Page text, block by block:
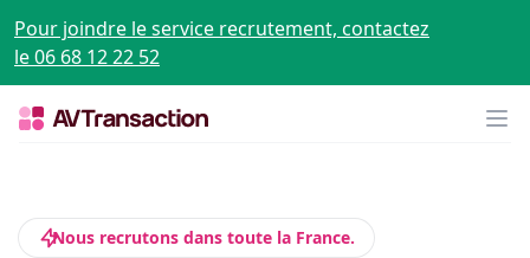
Pour joindre le service recrutement, contactez
le 06 68 12 22 52
Nous recrutons dans toute la France.